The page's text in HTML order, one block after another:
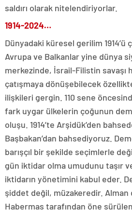
saldırı olarak nitelendiriyorlar.
1914-2024…
Dünyadaki küresel gerilim 1914’ü
Avrupa ve Balkanlar yine dünya
merkezinde, İsrail-Filistin savaşı
çatışmaya dönüşebilecek
ilişkileri gergin. 110 sene
fark uygar ülkelerin çoğunun
oluşu. 1914’te Arşidük’den
Başbakan’dan bahsediyoruz.
barışçıl bir şekilde seçimlerle
gün iktidar olma umudunu taşır
iktidarın yönetimini kabul eder.
şiddet değil, müzakeredir.
Habermas tarafından öne